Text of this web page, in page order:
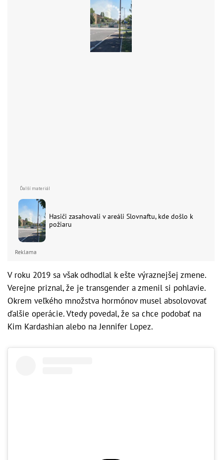
Hasiči zasahovali v areáli Slovnaftu, kde došlo k
požiaru
Reklama
V roku 2019 sa však odhodlal k ešte výraznejšej zmene.
Verejne priznal, že je transgender a zmenil si pohlavie.
Okrem veľkého množstva hormónov musel absolovovať
ďalšie operácie. Vtedy povedal, že sa chce podobať na
Kim Kardashian alebo na Jennifer Lopez.